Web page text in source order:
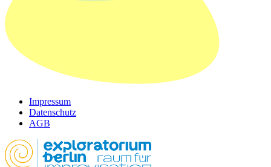
Impressum
Datenschutz
AGB